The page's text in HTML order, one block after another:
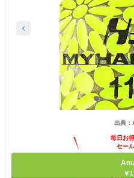
出典：
毎日お
セー
￥